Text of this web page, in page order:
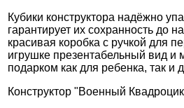
Кубики конструктора надёжно
гарантирует их сохранность до
красивая коробка с ручкой для
игрушке презентабельный вид и
подарком как для ребенка, так и
Конструктор "Военный